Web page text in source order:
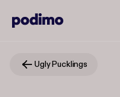
Ugly Pucklings